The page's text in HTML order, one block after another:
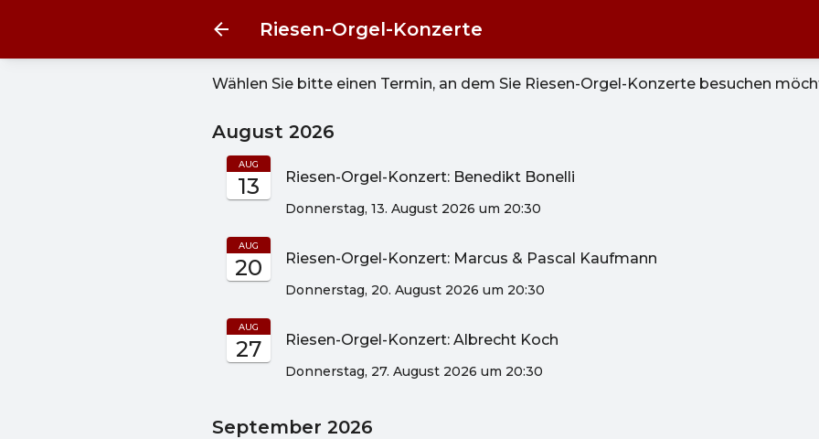
Riesen-Orgel-Konzerte
Wählen Sie bitte einen Termin, an dem Sie Riesen-Orgel-Konzerte besuchen
August 2026
13
AUG
Riesen-Orgel-Konzert: Benedikt Bonelli
Donnerstag, 13. August 2026 um 20:30
20
AUG
Riesen-Orgel-Konzert: Marcus & Pascal Kaufmann
Donnerstag, 20. August 2026 um 20:30
27
AUG
Riesen-Orgel-Konzert: Albrecht Koch
Donnerstag, 27. August 2026 um 20:30
September 2026